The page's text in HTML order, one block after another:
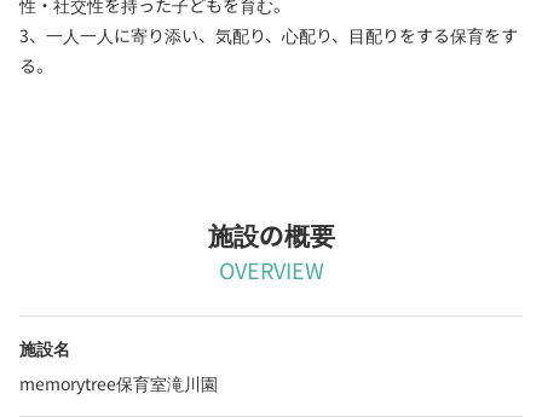
性・社交性を持った子どもを育む。
3、一人一人に寄り添い、気配り、心配り、目配りをする保育をす
る。
施設の概要
OVERVIEW
施設名
memorytree保育室滝川園